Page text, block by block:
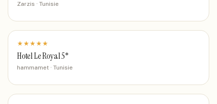
Zarzis · Tunisie
★ ★ ★ ★ ★
Hotel Le Royal 5*
hammamet · Tunisie